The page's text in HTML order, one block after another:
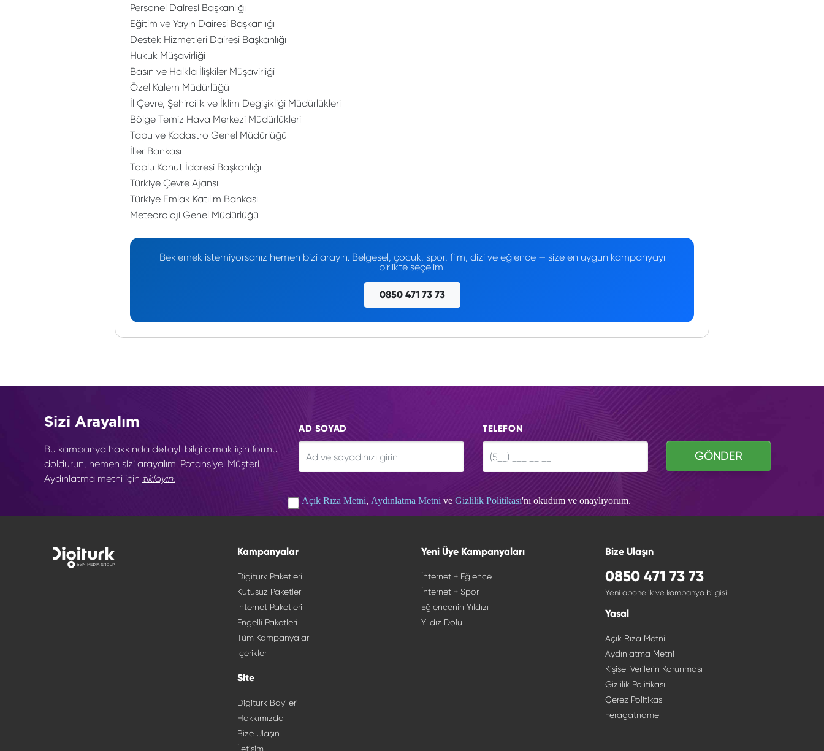
Personel Dairesi Başkanlığı
Eğitim ve Yayın Dairesi Başkanlığı
Destek Hizmetleri Dairesi Başkanlığı
Hukuk Müşavirliği
Basın ve Halkla İlişkiler Müşavirliği
Özel Kalem Müdürlüğü
İl Çevre, Şehircilik ve İklim Değişikliği Müdürlükleri
Bölge Temiz Hava Merkezi Müdürlükleri
Tapu ve Kadastro Genel Müdürlüğü
İller Bankası
Toplu Konut İdaresi Başkanlığı
Türkiye Çevre Ajansı
Türkiye Emlak Katılım Bankası
Meteoroloji Genel Müdürlüğü
Beklemek istemiyorsanız hemen bizi arayın. Belgesel, çocuk, spor, film, dizi ve eğlence — size en uygun kampanyayı
birlikte seçelim.
0850 471 73 73
Sizi Arayalım
Bu kampanya hakkında detaylı bilgi almak için formu
doldurun, hemen sizi arayalım. Potansiyel Müşteri
Aydınlatma metni için tıklayın.
AD SOYAD TELEFON
GÖNDER
Açık Rıza Metni, Aydınlatma Metni ve Gizlilik Politikası'nı okudum ve onaylıyorum.
Kampanyalar
Digiturk Paketleri
Kutusuz Paketler
İnternet Paketleri
Engelli Paketleri
Tüm Kampanyalar
İçerikler
Site
Digiturk Bayileri
Hakkımızda
Bize Ulaşın
İletişim
Yeni Üye Kampanyaları
İnternet + Eğlence
İnternet + Spor
Eğlencenin Yıldızı
Yıldız Dolu
Bize Ulaşın
0850 471 73 73
Yeni abonelik ve kampanya bilgisi
Yasal
Açık Rıza Metni
Aydınlatma Metni
Kişisel Verilerin Korunması
Gizlilik Politikası
Çerez Politikası
Feragatname